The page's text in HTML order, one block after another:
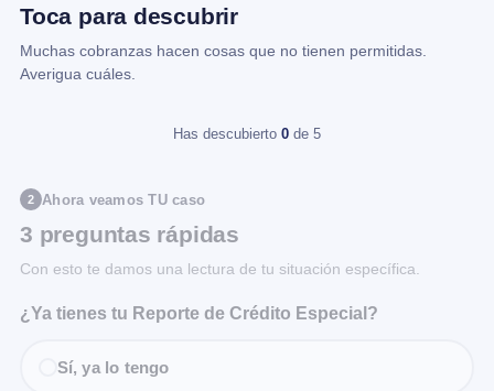
Toca para descubrir
Muchas cobranzas hacen cosas que no tienen permitidas.
Averigua cuáles.
Has descubierto 0 de 5
2 Ahora veamos TU caso
3 preguntas rápidas
Con esto te damos una lectura de tu situación específica.
¿Ya tienes tu Reporte de Crédito Especial?
Sí, ya lo tengo